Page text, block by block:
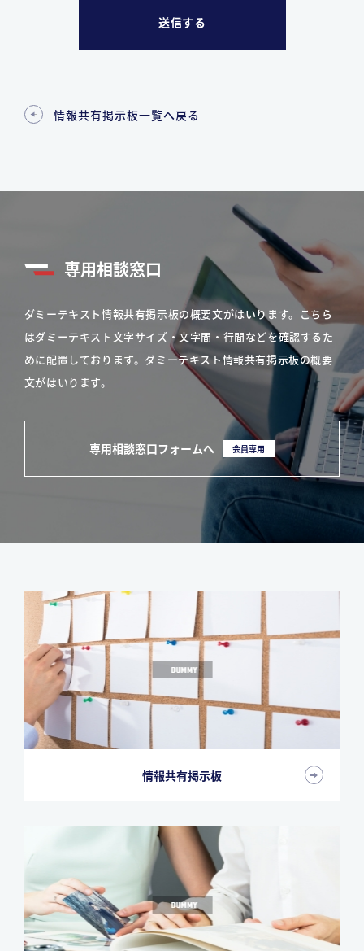
情報共有掲示板一覧へ戻る
専用相談窓口
ダミーテキスト情報共有掲示板の概要文がはいります。こちら
はダミーテキスト文字サイズ・文字間・行間などを確認するた
めに配置しております。ダミーテキスト情報共有掲示板の概要
文がはいります。
専用相談窓口フォームへ 会員専用
情報共有掲示板